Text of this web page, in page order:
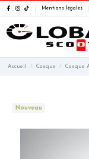
Mentions légales
Accueil Casque Casque
Nouveau